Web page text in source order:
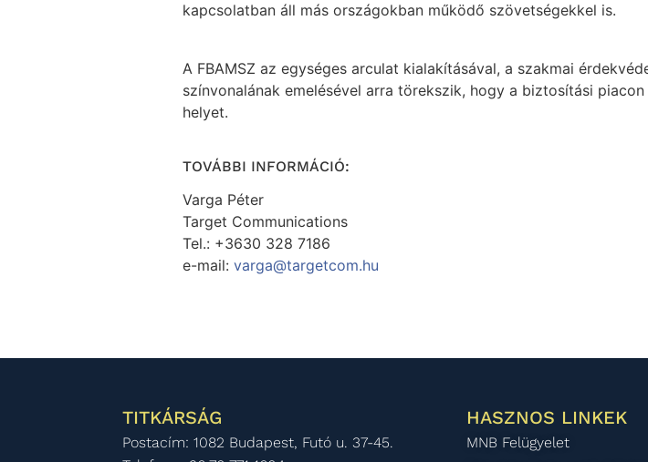
kapcsolatban áll más országokban működő szövetségekkel is.
A FBAMSZ az egységes arculat kialakításával, a szakmai
színvonalának emelésével arra törekszik, hogy a biztosítási
helyet.
TOVÁBBI INFORMÁCIÓ:
Varga Péter
Target Communications
Tel.: +3630 328 7186
e-mail: varga@targetcom.hu
TITKÁRSÁG
Postacím: 1082 Budapest, Futó u. 37-45.
HASZNOS LINKEK
MNB Felügyelet